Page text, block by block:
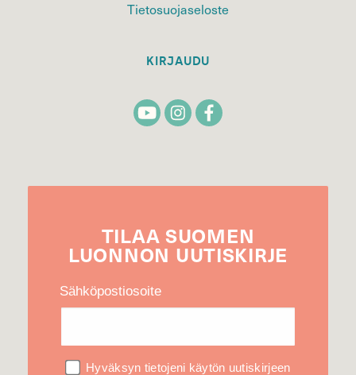
Tietosuojaseloste
KIRJAUDU
TILAA SUOMEN
LUONNON UUTIS­KIRJE
Sähköpostiosoite
Hyväksyn tietojeni käytön uutiskirjeen